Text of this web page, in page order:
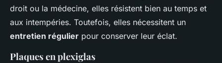
droit ou la médecine, elles résistent bien au temps et
aux intempéries. Toutefois, elles nécessitent un
entretien régulier pour conserver leur éclat.
Plaques en plexiglas